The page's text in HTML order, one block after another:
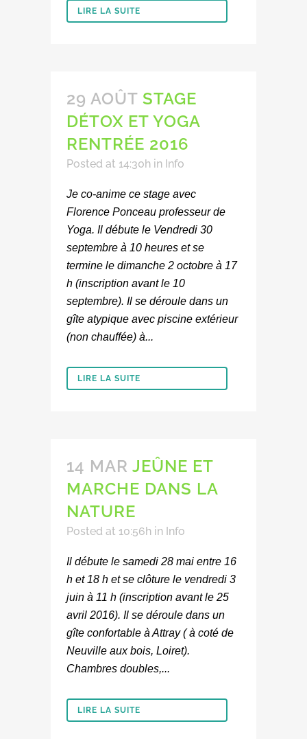
LIRE LA SUITE
29 AOÛT STAGE
DÉTOX ET YOGA
RENTRÉE 2016
Posted at 14:30h in Info
Je co-anime ce stage avec
Florence Ponceau professeur de
Yoga. Il débute le Vendredi 30
septembre à 10 heures et se
termine le dimanche 2 octobre à 17
h (inscription avant le 10
septembre). Il se déroule dans un
gîte atypique avec piscine extérieur
(non chauffée) à...
LIRE LA SUITE
14 MAR JEÛNE ET
MARCHE DANS LA
NATURE
Posted at 10:56h in Info
Il débute le samedi 28 mai entre 16
h et 18 h et se clôture le vendredi 3
juin à 11 h (inscription avant le 25
avril 2016). Il se déroule dans un
gîte confortable à Attray ( à coté de
Neuville aux bois, Loiret).
Chambres doubles,...
LIRE LA SUITE